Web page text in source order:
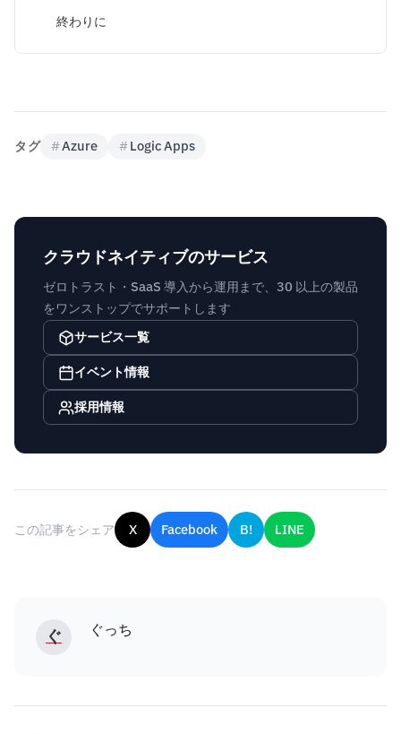
終わりに
タグ #Azure #Logic Apps
クラウドネイティブのサービス
ゼロトラスト・SaaS 導入から運用まで、30 以上の製品
をワンストップでサポートします
サービス一覧
イベント情報
採用情報
この記事をシェア X Facebook B! LINE
ぐ ぐっち